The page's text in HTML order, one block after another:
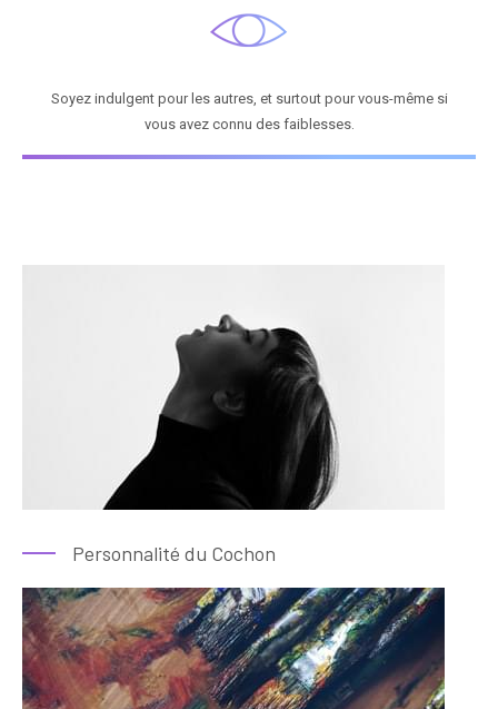
Soyez indulgent pour les autres, et surtout pour vous-même si
vous avez connu des faiblesses.
Personnalité du Cochon